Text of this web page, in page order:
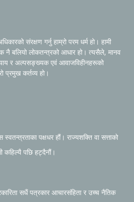
संरक्षण गर्नु हाम्रो परम धर्म हो। हामी
नै बलियो लोकतन्त्रको आधार हो। त्यसैले, मानव
र अल्पसङ्ख्यक एवं आवाजविहीनहरूको
प्रमुख कर्तव्य हो।
स्वतन्त्रताका पक्षधर हौं। राज्यशक्ति वा सत्ताको
कहिल्यै पछि हट्दैनौं।
सधैं पत्रकार आचारसंहिता र उच्च नैतिक